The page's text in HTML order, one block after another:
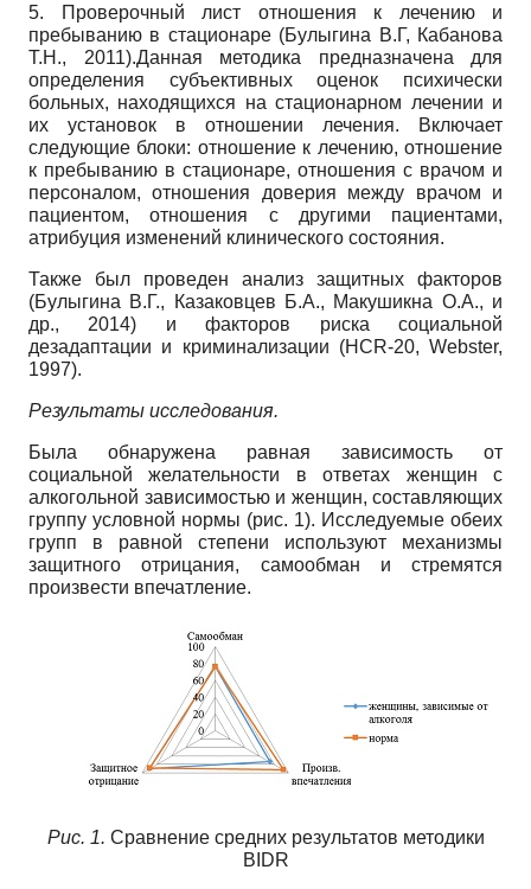
5. Проверочный лист отношения к лечению и
пребыванию в стационаре (Булыгина В.Г, Кабанова
Т.Н., 2011).Данная методика предназначена для
определения субъективных оценок психически
больных, находящихся на стационарном лечении и
их установок в отношении лечения. Включает
следующие блоки: отношение к лечению, отношение
к пребыванию в стационаре, отношения с врачом и
персоналом, отношения доверия между врачом и
пациентом, отношения с другими пациентами,
атрибуция изменений клинического состояния.
Также был проведен анализ защитных факторов
(Булыгина В.Г., Казаковцев Б.А., Макушикна О.А., и
др., 2014) и факторов риска социальной
дезадаптации и криминализации (HCR-20, Webster,
1997).
Результаты исследования.
Была обнаружена равная зависимость от
социальной желательности в ответах женщин с
алкогольной зависимостью и женщин, составляющих
группу условной нормы (рис. 1). Исследуемые обеих
групп в равной степени используют механизмы
защитного отрицания, самообман и стремятся
произвести впечатление.
Рис. 1. Сравнение средних результатов методики
BIDR